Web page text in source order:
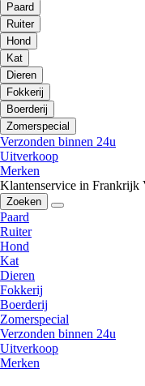
Paard
Ruiter
Hond
Kat
Dieren
Fokkerij
Boerderij
Zomerspecial
Verzonden binnen 24u
Uitverkoop
Merken
Klantenservice in Frankrijk
Zoeken
Paard
Ruiter
Hond
Kat
Dieren
Fokkerij
Boerderij
Zomerspecial
Verzonden binnen 24u
Uitverkoop
Merken